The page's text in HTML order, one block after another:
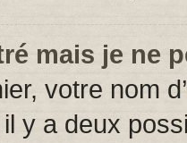
mais je ne
votre nom
y a deux